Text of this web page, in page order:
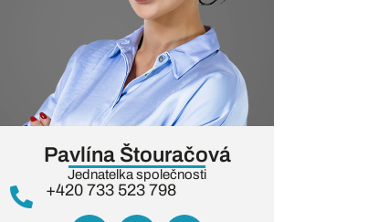
Pavlína Štouračová
Jednatelka společnosti
+420 733 523 798